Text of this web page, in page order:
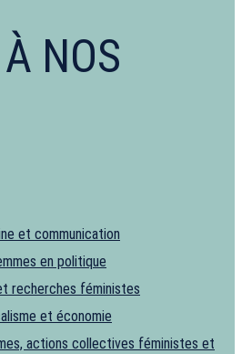
NOS
et communication
en politique
recherches féministes
et économie
actions collectives féministes et